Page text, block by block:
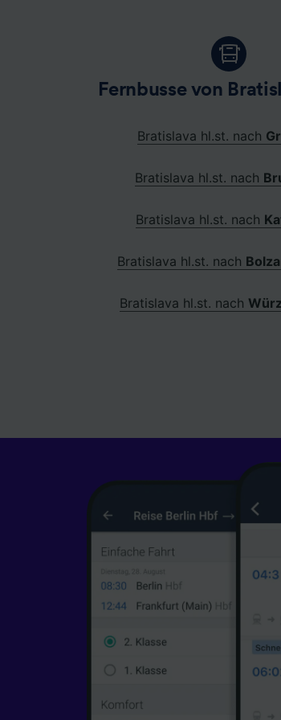
Fernbusse von
Bratislava hl.st. nach
Bratislava hl.st. nach
Bratislava hl.st. nach
Bratislava hl.st. nach
Bratislava hl.st. nach